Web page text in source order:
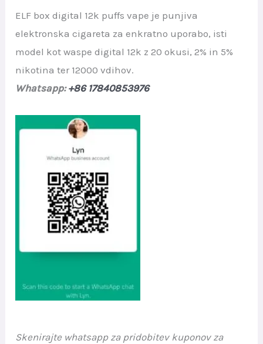
ELF box digital 12k puffs vape je punjiva
elektronska cigareta za enkratno uporabo, isti
model kot waspe digital 12k z 20 okusi, 2% in 5%
nikotina ter 12000 vdihov.
Whatsapp:+86 17840853976
Skenirajte whatsapp za pridobitev kuponov za